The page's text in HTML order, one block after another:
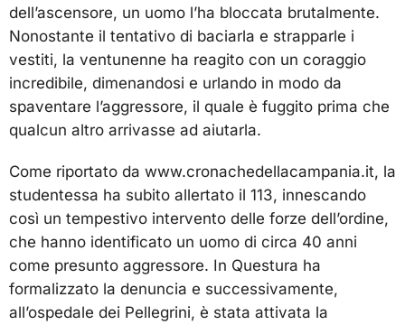
dell’ascensore, un uomo l’ha bloccata brutalmente.
Nonostante il tentativo di baciarla e strapparle i
vestiti, la ventunenne ha reagito con un coraggio
incredibile, dimenandosi e urlando in modo da
spaventare l’aggressore, il quale è fuggito prima che
qualcun altro arrivasse ad aiutarla.
Come riportato da www.cronachedellacampania.it, la
studentessa ha subito allertato il 113, innescando
così un tempestivo intervento delle forze dell’ordine,
che hanno identificato un uomo di circa 40 anni
come presunto aggressore. In Questura ha
formalizzato la denuncia e successivamente,
all’ospedale dei Pellegrini, è stata attivata la